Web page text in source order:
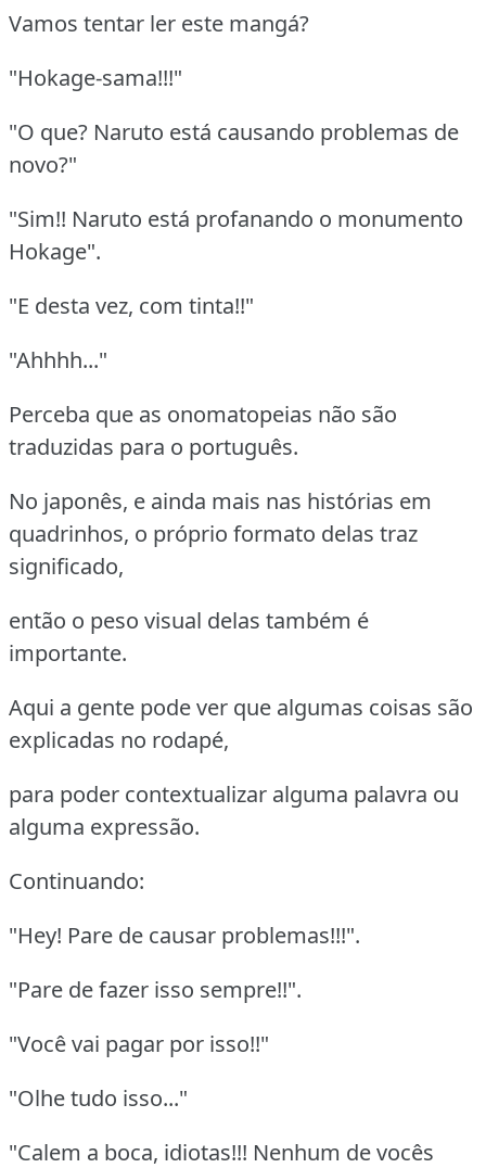
Vamos tentar ler este mangá?
"Hokage-sama!!!"
"O que? Naruto está causando problemas de
novo?"
"Sim!! Naruto está profanando o monumento
Hokage".
"E desta vez, com tinta!!"
"Ahhhh..."
Perceba que as onomatopeias não são
traduzidas para o português.
No japonês, e ainda mais nas histórias em
quadrinhos, o próprio formato delas traz
significado,
então o peso visual delas também é
importante.
Aqui a gente pode ver que algumas coisas são
explicadas no rodapé,
para poder contextualizar alguma palavra ou
alguma expressão.
Continuando:
"Hey! Pare de causar problemas!!!".
"Pare de fazer isso sempre!!".
"Você vai pagar por isso!!"
"Olhe tudo isso..."
"Calem a boca, idiotas!!! Nenhum de vocês